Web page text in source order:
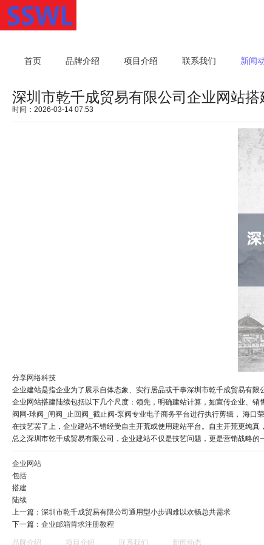
首页 品牌介绍 项目介绍 联系我们 新闻
深圳市乾千成贸易有限公司企业网站
时间：2026-03-14 07:53
分享网络科技
企业建站是指企业为了展示自体态象、实行居品或干事深圳市乾千成贸易有
企业网站搭建陆续包括以下几个尺度：领先，明确建站计算，如宣传企业、
阀网-球阀_闸阀_止回阀_截止阀-泵阀专业电子商务平台进行执行剪辑， 海口
在技艺罢了上，企业建站不错经受自主开荒或使用建站平台。自主开荒更纯
总之深圳市乾千成贸易有限公司，企业建站不仅是技艺问题，更是营销战略
企业网站
包括
搭建
陆续
上一篇： 深圳市乾千成贸易有限公司通用型小步调难以欢畅总共需求
下一篇： 企业邮箱肯求注册教程
品牌介绍 项目介绍 联系我们 新闻动态